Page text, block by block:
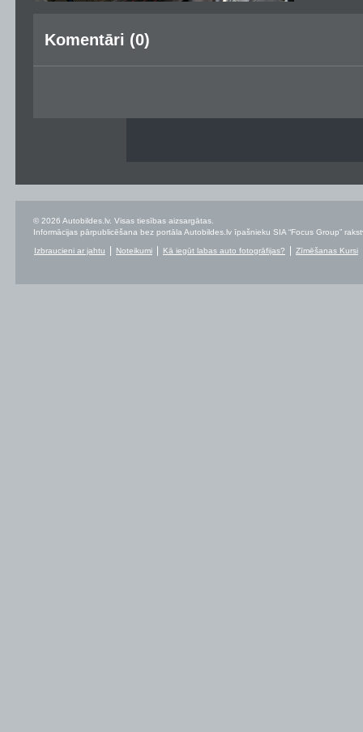
Komentāri (0)
© 2026 Autobildes.lv. Visas tiesības aizsargātas.
Informācijas pārpublicēšana bez portāla Autobildes.lv īpašnieku SIA “Focus Group”
Izbraucieni ar jahtu Noteikumi Kā iegūt labas auto fotogrāfijas? Zīmēšanas Kursi